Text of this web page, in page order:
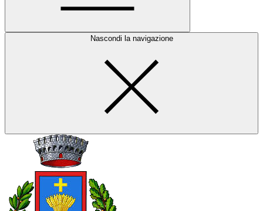
Nascondi la navigazione